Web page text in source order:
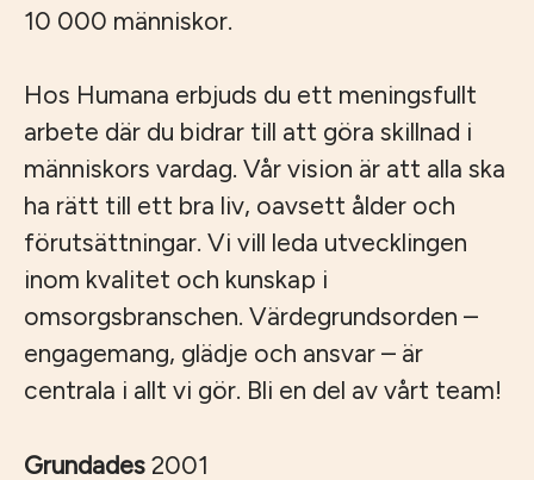
10 000 människor.
Hos Humana erbjuds du ett meningsfullt
arbete där du bidrar till att göra skillnad i
människors vardag. Vår vision är att alla ska
ha rätt till ett bra liv, oavsett ålder och
förutsättningar. Vi vill leda utvecklingen
inom kvalitet och kunskap i
omsorgsbranschen. Värdegrundsorden –
engagemang, glädje och ansvar – är
centrala i allt vi gör. Bli en del av vårt team!
Grundades 2001